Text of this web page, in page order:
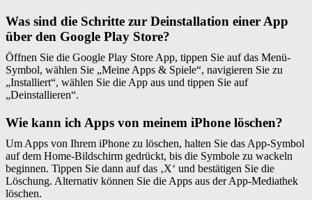
Was sind die Schritte zur Deinstallation einer App
über den Google Play Store?
Öffnen Sie die Google Play Store App, tippen Sie auf das Menü-
Symbol, wählen Sie „Meine Apps & Spiele“, navigieren Sie zu
„Installiert“, wählen Sie die App aus und tippen Sie auf
„Deinstallieren“.
Wie kann ich Apps von meinem iPhone löschen?
Um Apps von Ihrem iPhone zu löschen, halten Sie das App-Symbol
auf dem Home-Bildschirm gedrückt, bis die Symbole zu wackeln
beginnen. Tippen Sie dann auf das ‚X‘ und bestätigen Sie die
Löschung. Alternativ können Sie die Apps aus der App-Mediathek
löschen.